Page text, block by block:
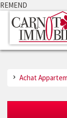
REMEND
Achat